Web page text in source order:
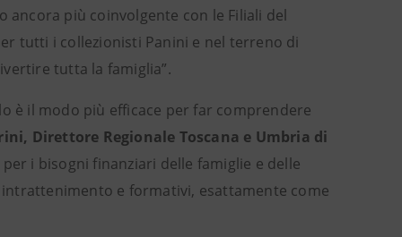
più coinvolgente con le Filiali del
tutti i collezionisti Panini e nel terreno di
tutta la famiglia”.
è il modo più efficace per far comprendere
Direttore Regionale Toscana e Umbria di
i bisogni finanziari delle famiglie e delle
e formativi, esattamente come